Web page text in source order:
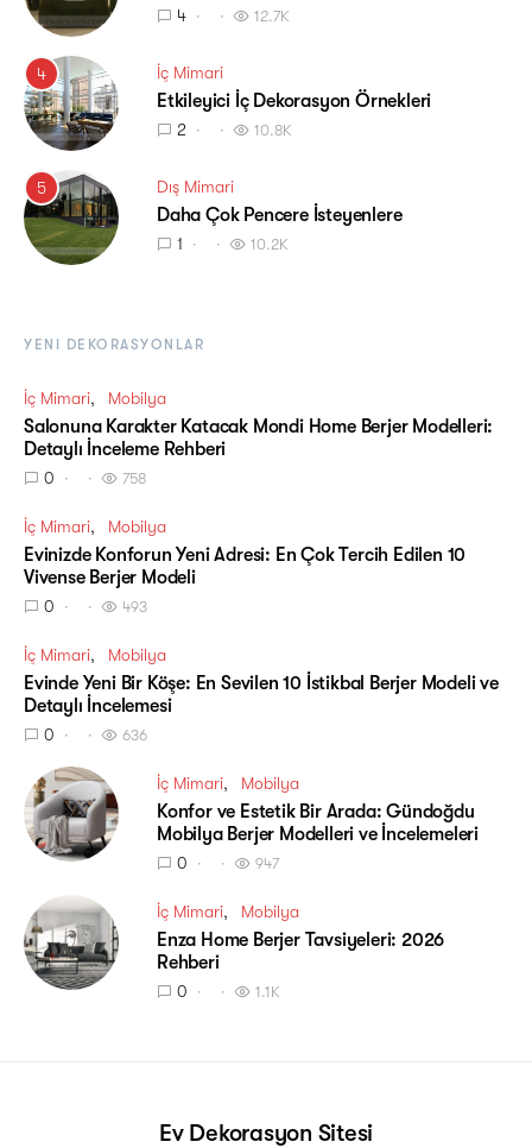
4 12.7K
4 İç Mimari
Etkileyici İç Dekorasyon Örnekleri
2 10.8K
5 Dış Mimari
Daha Çok Pencere İsteyenlere
1 10.2K
YENI DEKORASYONLAR
İç Mimari Mobilya
Salonuna Karakter Katacak Mondi Home Berjer Modelleri:
Detaylı İnceleme Rehberi
0 758
İç Mimari Mobilya
Evinizde Konforun Yeni Adresi: En Çok Tercih Edilen 10
Vivense Berjer Modeli
0 493
İç Mimari Mobilya
Evinde Yeni Bir Köşe: En Sevilen 10 İstikbal Berjer Modeli ve
Detaylı İncelemesi
0 636
İç Mimari Mobilya
Konfor ve Estetik Bir Arada: Gündoğdu
Mobilya Berjer Modelleri ve İncelemeleri
0 947
İç Mimari Mobilya
Enza Home Berjer Tavsiyeleri: 2026
Rehberi
0 1.1K
Ev Dekorasyon Sitesi